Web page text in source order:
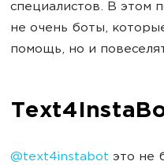
специалистов. В этом
не очень боты,
помощь, но и
@text4instabot это не